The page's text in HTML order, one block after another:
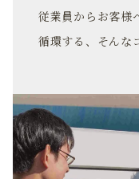
従業員からお客様
循環する、そんな